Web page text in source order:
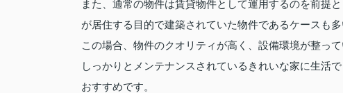
また、通常の物件は賃貸物件として運用するのを前提
が居住する目的で建築されていた物件であるケースも多
この場合、物件のクオリティが高く、設備環境が整っ
しっかりとメンテナンスされているきれいな家に生活
おすすめです。